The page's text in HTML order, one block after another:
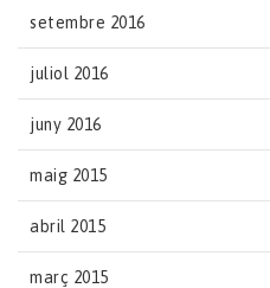
setembre 2016
juliol 2016
juny 2016
maig 2015
abril 2015
març 2015